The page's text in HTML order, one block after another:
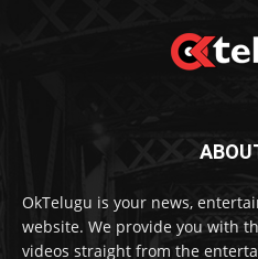
OkTelugu is your news,
website. We provide you with
videos straight from the